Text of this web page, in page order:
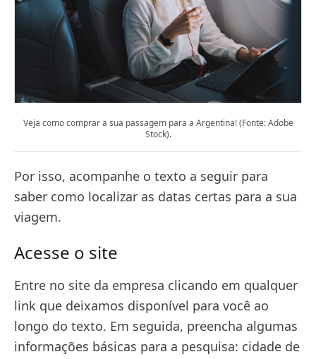
Veja como comprar a sua passagem para a Argentina! (Fonte: Adobe
Stock).
Por isso, acompanhe o texto a seguir para
saber como localizar as datas certas para a sua
viagem.
Acesse o site
Entre no site da empresa clicando em qualquer
link que deixamos disponível para você ao
longo do texto. Em seguida, preencha algumas
informações básicas para a pesquisa: cidade de